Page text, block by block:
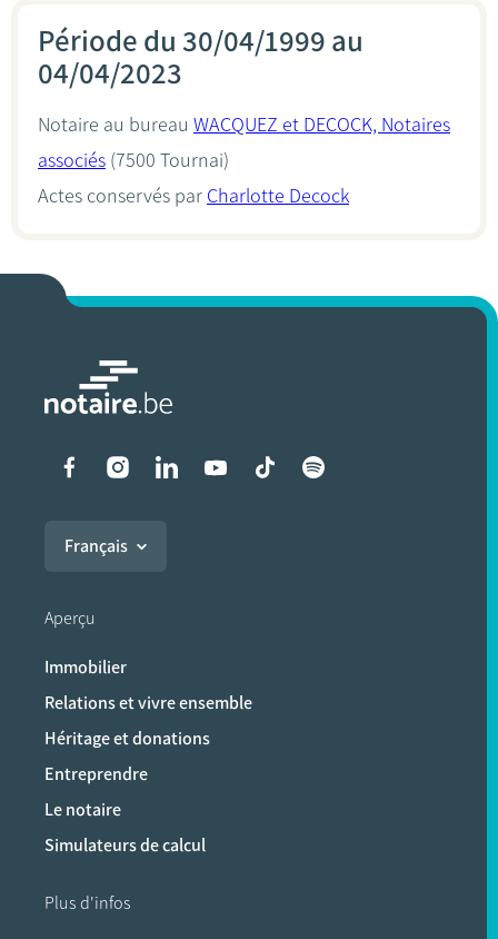
Période du 30/04/1999 au
04/04/2023
Notaire au bureau WACQUEZ et DECOCK, Notaires
associés (7500 Tournai)
Actes conservés par Charlotte Decock
Liens vers les réseaux
Français
Aperçu
Immobilier
Relations et vivre ensemble
Héritage et donations
Entreprendre
Le notaire
Simulateurs de calcul
Plus d'infos